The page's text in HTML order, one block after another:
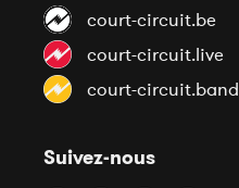
court-circuit.be
court-circuit.live
court-circuit.band
Suivez-nous